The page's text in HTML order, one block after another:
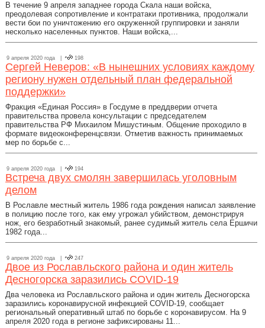
В течение 9 апреля западнее города Скала наши войска,
преодолевая сопротивление и контратаки противника, продолжали
вести бои по уничтожению его окруженной группировки и заняли
несколько населенных пунктов. Наши войска,...
9 апреля 2020 года | 198
Сергей Неверов: «В нынешних условиях каждому
региону нужен отдельный план федеральной
поддержки»
Фракция «Единая Россия» в Госдуме в преддверии отчета
правительства провела консультации с председателем
правительства РФ Михаилом Мишустиным. Общение проходило в
формате видеоконференцсвязи. Отметив важность принимаемых
мер по борьбе с...
9 апреля 2020 года | 194
Встреча двух смолян завершилась уголовным
делом
В Рославле местный житель 1986 года рождения написал заявление
в полицию после того, как ему угрожал убийством, демонстрируя
нож, его безработный знакомый, ранее судимый житель села Ершичи
1982 года...
9 апреля 2020 года | 247
Двое из Рославльского района и один житель
Десногорска заразились COVID-19
Два человека из Рославльского района и один житель Десногорска
заразились коронавирусной инфекцией COVID-19, сообщает
региональный оперативный штаб по борьбе с коронавирусом. На 9
апреля 2020 года в регионе зафиксированы 11...